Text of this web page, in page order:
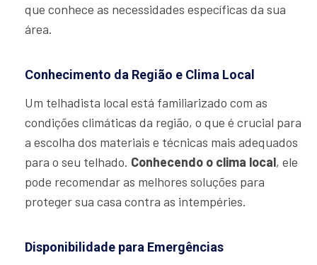
que conhece as necessidades específicas da sua
área.
Conhecimento da Região e Clima Local
Um telhadista local está familiarizado com as
condições climáticas da região, o que é crucial para
a escolha dos materiais e técnicas mais adequados
para o seu telhado. Conhecendo o clima local, ele
pode recomendar as melhores soluções para
proteger sua casa contra as intempéries.
Disponibilidade para Emergências